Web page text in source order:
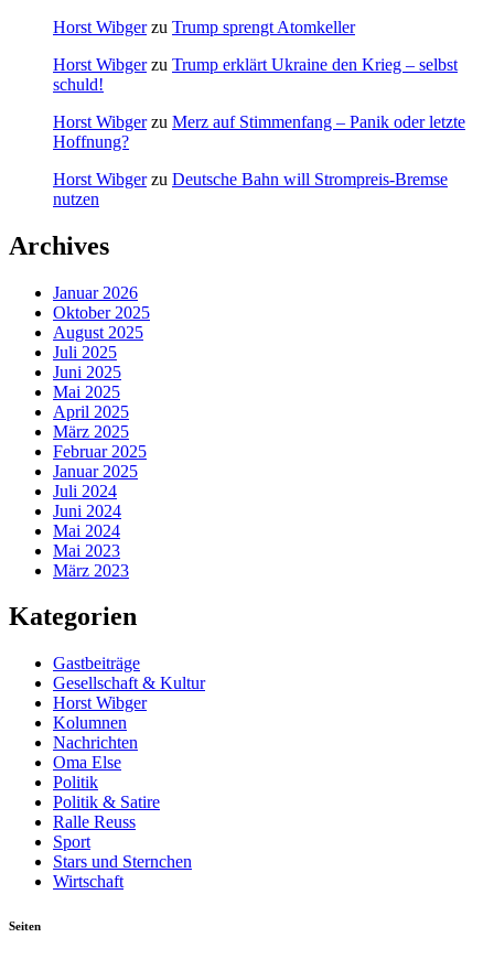
Horst Wibgerzu Trump sprengt Atomkeller
Horst Wibgerzu Trump erklärt Ukraine den Krieg – selbst
schuld!
Horst Wibgerzu Merz auf Stimmenfang – Panik oder letzte
Hoffnung?
Horst Wibgerzu Deutsche Bahn will Strompreis-Bremse
nutzen
Archives
Januar 2026
Oktober 2025
August 2025
Juli 2025
Juni 2025
Mai 2025
April 2025
März 2025
Februar 2025
Januar 2025
Juli 2024
Juni 2024
Mai 2024
Mai 2023
März 2023
Kategorien
Gastbeiträge
Gesellschaft & Kultur
Horst Wibger
Kolumnen
Nachrichten
Oma Else
Politik
Politik & Satire
Ralle Reuss
Sport
Stars und Sternchen
Wirtschaft
Seiten